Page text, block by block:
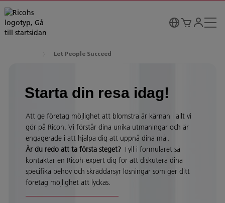
Let People Succeed
Starta din resa idag!
Att ge företag möjlighet att blomstra är kärnan i allt vi
gör på Ricoh. Vi förstår dina unika utmaningar och är
engagerade i att hjälpa dig att uppnå dina mål.
Är du redo att ta första steget? Fyll i formuläret så
kontaktar en Ricoh-expert dig för att diskutera dina
specifika behov och skräddarsyr lösningar som ger ditt
företag möjlighet att lyckas.